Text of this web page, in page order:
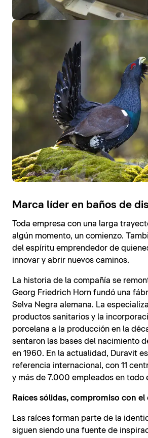
Marca líder en baños de
Toda empresa con una larga
algún momento, un comienzo.
del espíritu emprendedor de
innovar y abrir nuevos caminos.
La historia de la compañía se
Georg Friedrich Horn fundó una
Selva Negra alemana. La
productos sanitarios y la
porcelana a la producción en la
sentaron las bases del nacimiento
en 1960. En la actualidad, Duravit
referencia internacional, con 11
y más de 7.000 empleados en todo
Raíces sólidas, compromiso con
Las raíces forman parte de la
siguen siendo una fuente de